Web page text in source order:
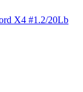
X4 #1.2/20Lb